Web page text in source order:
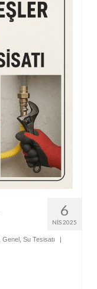
6
NIS 2025
Genel Su Tesisatı
|